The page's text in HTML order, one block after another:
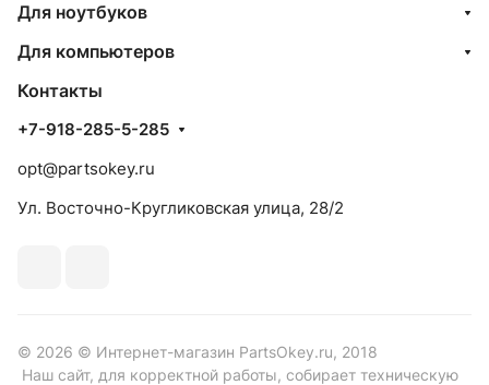
Для ноутбуков
Для компьютеров
Контакты
+7-918-285-5-285
opt@partsokey.ru
Ул. Восточно-Кругликовская улица, 28/2
© 2026 © Интернет-магазин PartsOkey.ru, 2018
Наш сайт, для корректной работы, собирает техническую